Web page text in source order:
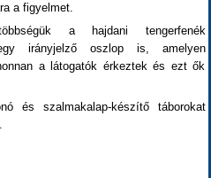
a figyelmet.
a hajdani tengerfenék
irányjelző oszlop is, amelyen
a látogatók érkeztek és ezt ők
és szalmakalap-készítő táborokat